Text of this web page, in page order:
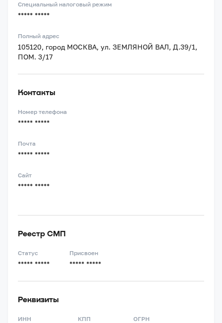
Специальный налоговый режим
***** *****
Полный адрес
105120, город МОСКВА, ул. ЗЕМЛЯНОЙ ВАЛ, Д.39/1,
ПОМ. 3/17
Контакты
Номер телефона
***** *****
Почта
***** *****
Сайт
***** *****
Реестр СМП
Статус
***** *****
Присвоен
***** *****
Реквизиты
ИНН КПП ОГРН